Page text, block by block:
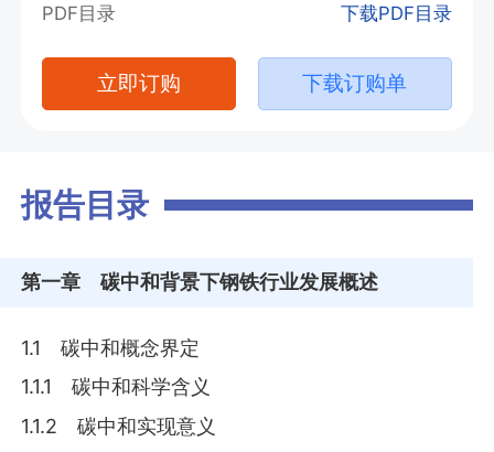
PDF目录 下载PDF目录
立即订购 下载订购单
报告目录
第一章 碳中和背景下钢铁行业发展概述
1.1 碳中和概念界定
1.1.1 碳中和科学含义
1.1.2 碳中和实现意义